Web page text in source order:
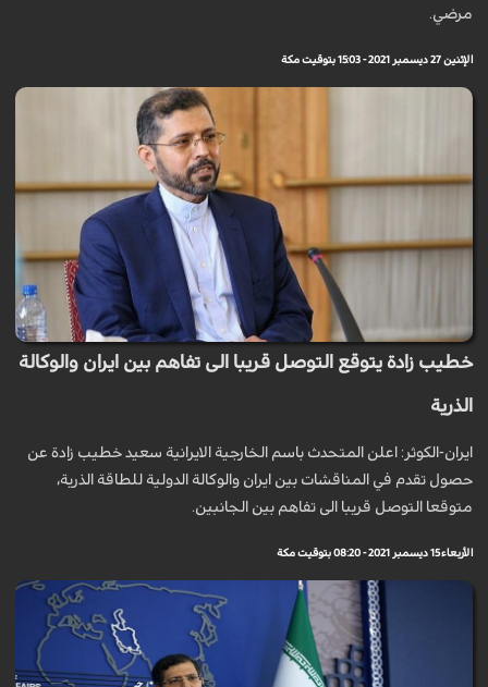
مرضي.
الإثنين 27 ديسمبر 2021 - 15:03 بتوقيت مكة
خطيب زادة يتوقع التوصل قريبا الى تفاهم بين ايران والوكالة
الذرية
ايران-الكوثر: اعلن المتحدث باسم الخارجية الايرانية سعيد خطيب زادة عن
حصول تقدم في المناقشات بين ايران والوكالة الدولية للطاقة الذرية،
متوقعا التوصل قريبا الى تفاهم بين الجانبين.
الأربعاء 15 ديسمبر 2021 - 08:20 بتوقيت مكة